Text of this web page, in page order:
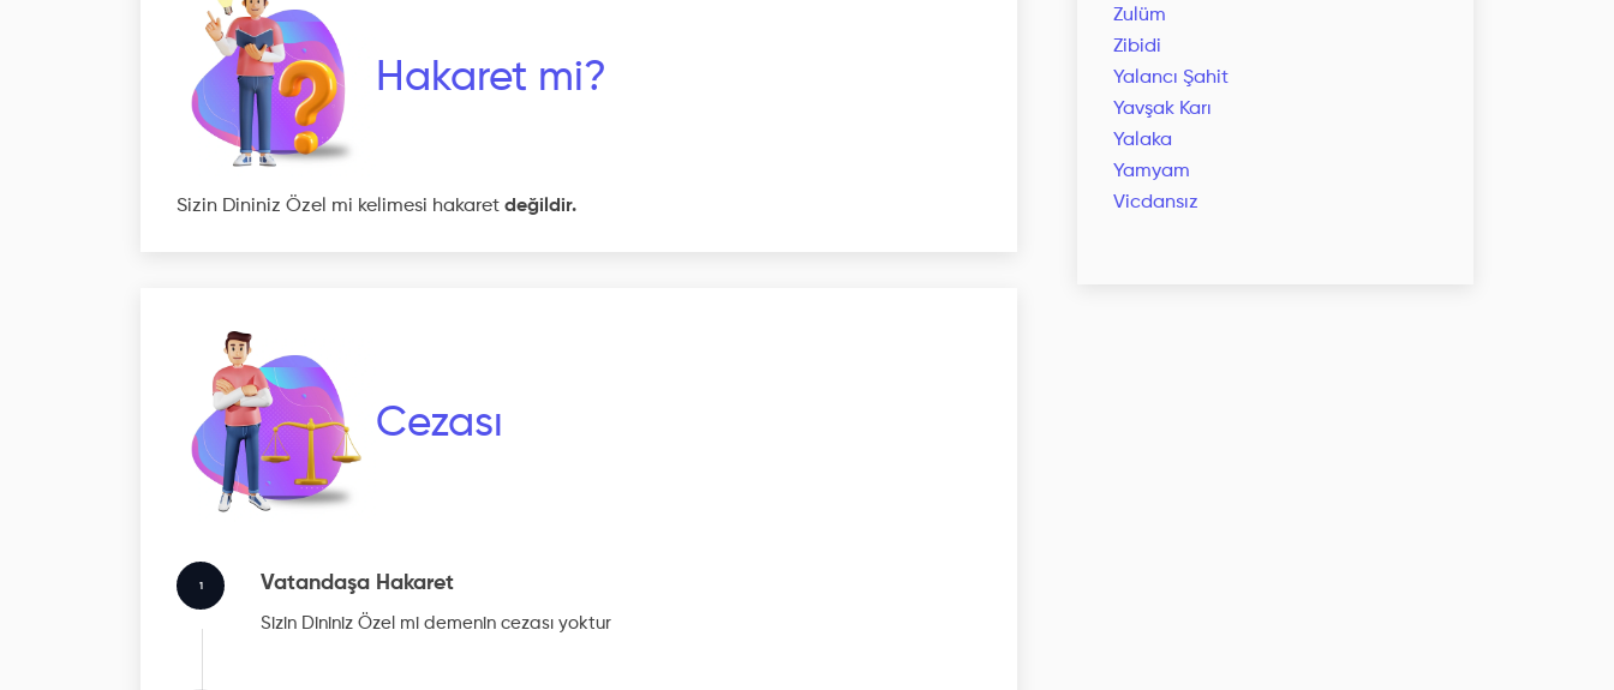
Hakaret mi?
Sizin Dininiz Özel mi kelimesi hakaret değildir.
Cezası
1 Vatandaşa Hakaret
Sizin Dininiz Özel mi demenin cezası yoktur
Zulüm
Zibidi
Yalancı Şahit
Yavşak Karı
Yalaka
Yamyam
Vicdansız